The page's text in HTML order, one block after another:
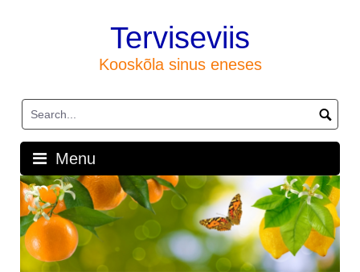
Terviseviis
Kooskõla sinus eneses
Menu